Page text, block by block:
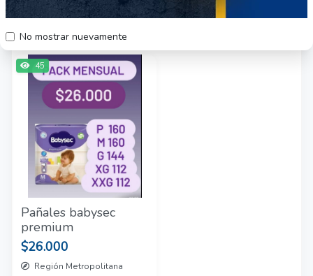
No mostrar nuevamente
Otros productos relacionados
45
Pañales babysec
premium
$26.000
Región Metropolitana